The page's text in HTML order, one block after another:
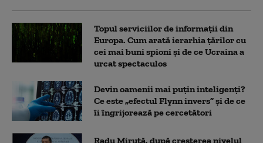
Topul serviciilor de informații din
Europa. Cum arată ierarhia țărilor cu
cei mai buni spioni și de ce Ucraina a
urcat spectaculos
Devin oamenii mai puțin inteligenți?
Ce este „efectul Flynn invers” și de ce
îi îngrijorează pe cercetători
Radu Miruță, după creșterea nivelul